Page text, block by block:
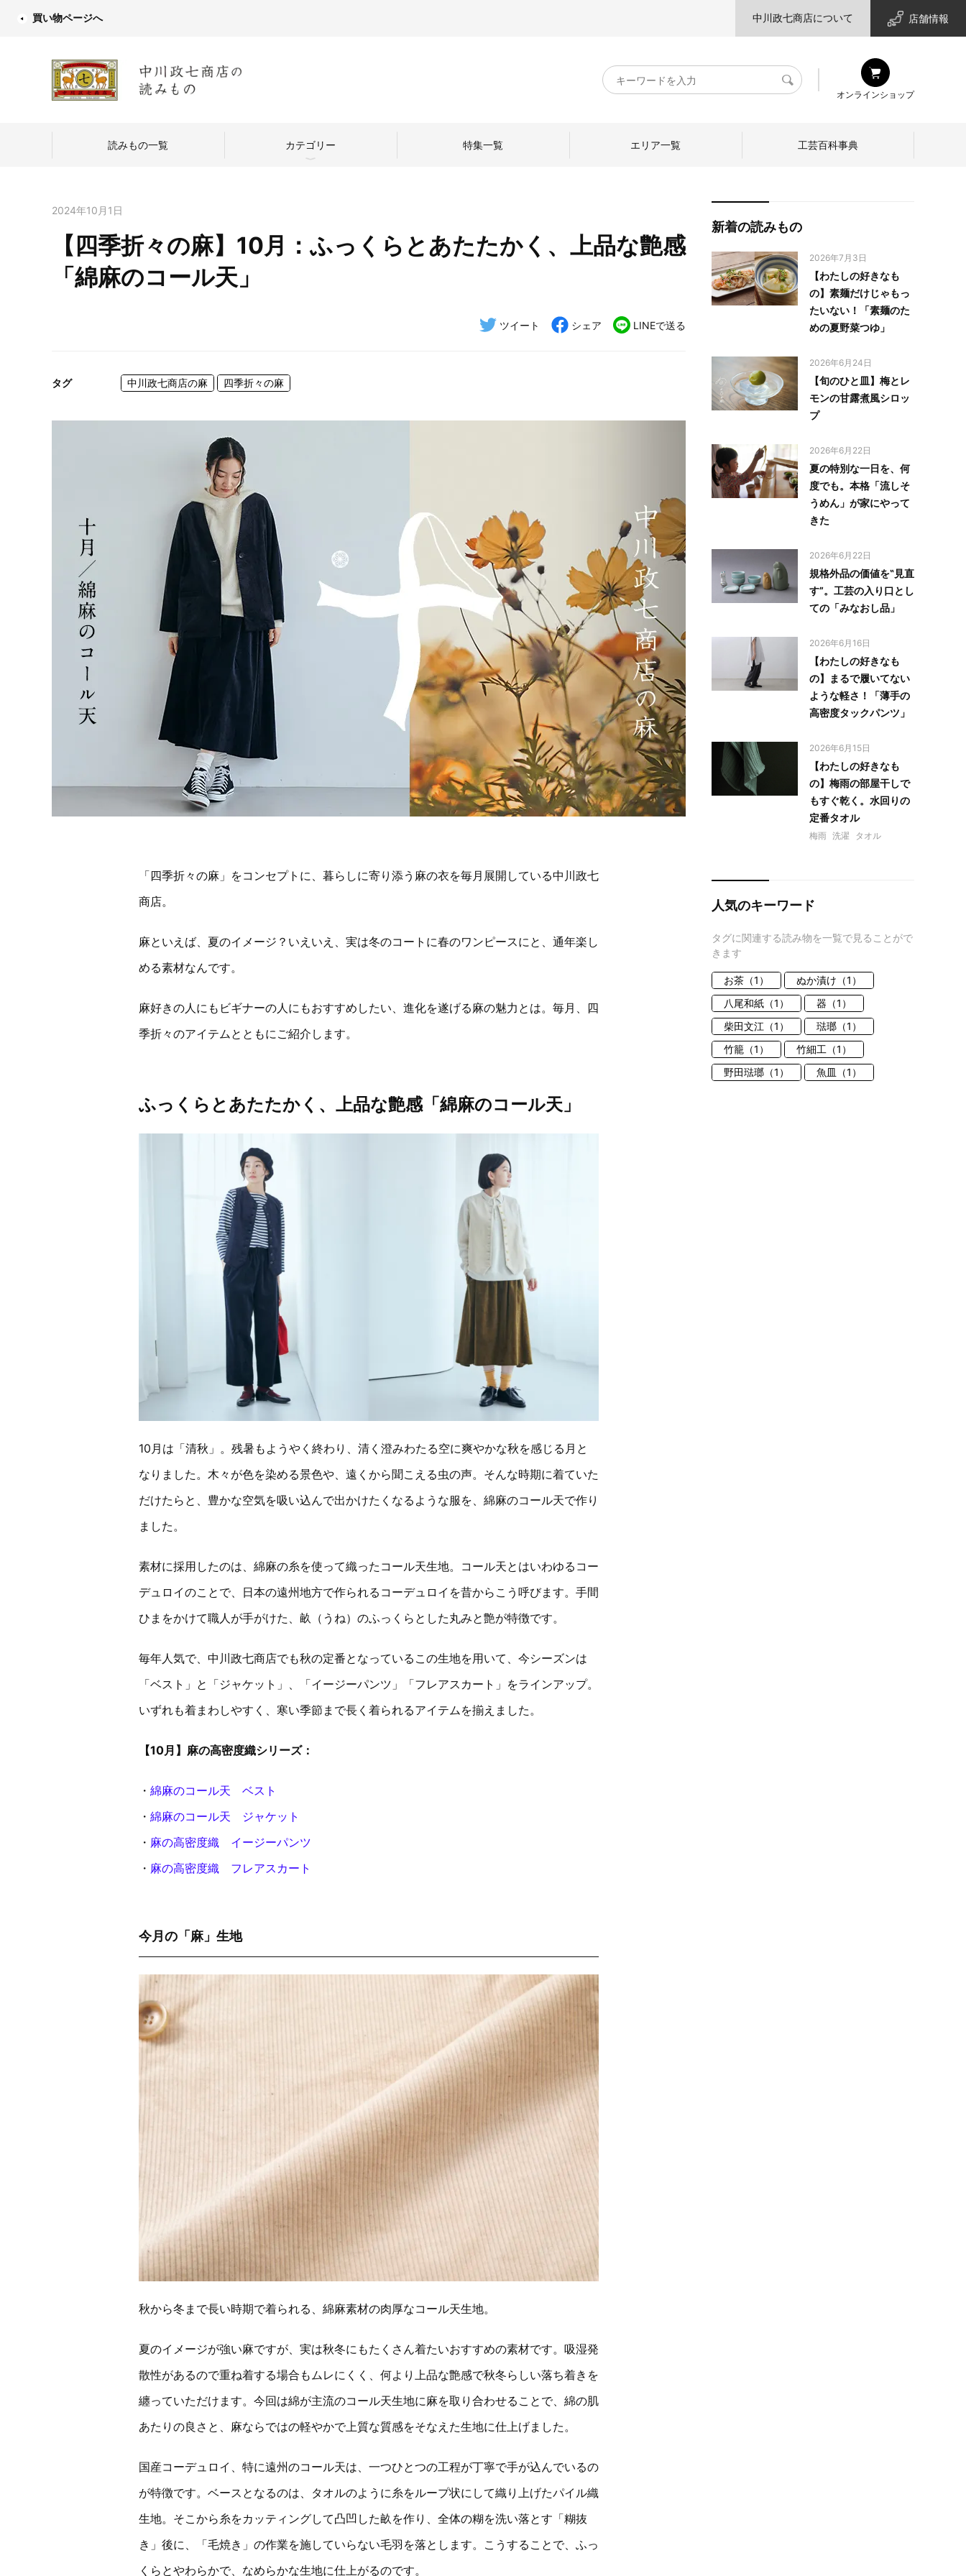
買い物ページへ 中川政七商店について 店舗情報
キ
ー
検
オンラインショップ
読みもの一覧 カテゴリー
中川政七商店のものづくり 日本の暮らし 中川政七商店のひと
特集一覧 エリア一覧 工芸百科事典
2024年10月1日
【四季折々の麻】10月：ふっくらとあたたかく、上品な艶感
「綿麻のコール天」
ツイート シェア LINEで送る
タグ 中川政七商店の麻 四季折々の麻
「四季折々の麻」をコンセプトに、暮らしに寄り添う麻の衣を毎月展開している中川政七
商店。
麻といえば、夏のイメージ？いえいえ、実は冬のコートに春のワンピースにと、通年楽し
める素材なんです。
麻好きの人にもビギナーの人にもおすすめしたい、進化を遂げる麻の魅力とは。毎月、四
季折々のアイテムとともにご紹介します。
ふっくらとあたたかく、上品な艶感「綿麻のコール天」
10月は「清秋」。残暑もようやく終わり、清く澄みわたる空に爽やかな秋を感じる月と
なりました。木々が色を染める景色や、遠くから聞こえる虫の声。そんな時期に着ていた
だけたらと、豊かな空気を吸い込んで出かけたくなるような服を、綿麻のコール天で作り
ました。
素材に採用したのは、綿麻の糸を使って織ったコール天生地。コール天とはいわゆるコー
デュロイのことで、日本の遠州地方で作られるコーデュロイを昔からこう呼びます。手間
ひまをかけて職人が手がけた、畝（うね）のふっくらとした丸みと艶が特徴です。
毎年人気で、中川政七商店でも秋の定番となっているこの生地を用いて、今シーズンは
「ベスト」と「ジャケット」、「イージーパンツ」「フレアスカート」をラインアップ。
いずれも着まわしやすく、寒い季節まで長く着られるアイテムを揃えました。
【10月】麻の高密度織シリーズ：
・ 綿麻のコール天 ベスト
・ 綿麻のコール天 ジャケット
・ 麻の高密度織 イージーパンツ
・ 麻の高密度織 フレアスカート
今月の「麻」生地
秋から冬まで長い時期で着られる、綿麻素材の肉厚なコール天生地。
夏のイメージが強い麻ですが、実は秋冬にもたくさん着たいおすすめの素材です。吸湿発
散性があるので重ね着する場合もムレにくく、何より上品な艶感で秋冬らしい落ち着きを
纏っていただけます。今回は綿が主流のコール天生地に麻を取り合わせることで、綿の肌
あたりの良さと、麻ならではの軽やかで上質な質感をそなえた生地に仕上げました。
国産コーデュロイ、特に遠州のコール天は、一つひとつの工程が丁寧で手が込んでいるの
が特徴です。ベースとなるのは、タオルのように糸をループ状にして織り上げたパイル織
生地。そこから糸をカッティングして凸凹した畝を作り、全体の糊を洗い落とす「糊抜
き」後に、「毛焼き」の作業を施していらない毛羽を落とします。こうすることで、ふっ
くらとやわらかで、なめらかな生地に仕上がるのです。
新着の読みもの
2026年7月3日
【わたしの好きなも
の】素麺だけじゃもっ
たいない！「素麺のた
めの夏野菜つゆ」
2026年6月24日
【旬のひと皿】梅とレ
モンの甘露煮風シロッ
プ
2026年6月22日
夏の特別な一日を、何
度でも。本格「流しそ
うめん」が家にやって
きた
2026年6月22日
規格外品の価値を‟見直
す”。工芸の入り口とし
ての「みなおし品」
2026年6月16日
【わたしの好きなも
の】まるで履いてない
ような軽さ！「薄手の
高密度タックパンツ」
2026年6月15日
【わたしの好きなも
の】梅雨の部屋干しで
もすぐ乾く。水回りの
定番タオル
梅雨 洗濯 タオル
人気のキーワード
タグに関連する読み物を一覧で見ることがで
きます
お茶（1）
ぬか漬け（1）
八尾和紙（1）
器（1）
柴田文江（1）
琺瑯（1）
竹籠（1）
竹細工（1）
野田琺瑯（1）
魚皿（1）